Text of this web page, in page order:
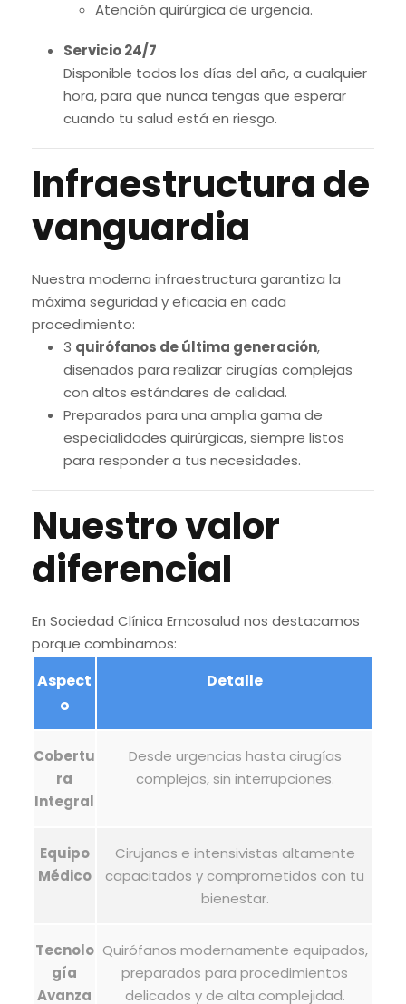
Atención quirúrgica de urgencia.
Servicio 24/7
Disponible todos los días del año, a cualquier
hora, para que nunca tengas que esperar
cuando tu salud está en riesgo.
Infraestructura de
vanguardia
Nuestra moderna infraestructura garantiza la
máxima seguridad y eficacia en cada
procedimiento:
3 quirófanos de última generación,
diseñados para realizar cirugías complejas
con altos estándares de calidad.
Preparados para una amplia gama de
especialidades quirúrgicas, siempre listos
para responder a tus necesidades.
Nuestro valor
diferencial
En Sociedad Clínica Emcosalud nos destacamos
porque combinamos:
Aspect
o
Detalle
Cobertu
ra
Integral
Desde urgencias hasta cirugías
complejas, sin interrupciones.
Equipo
Médico
Cirujanos e intensivistas altamente
capacitados y comprometidos con tu
bienestar.
Tecnolo
gía
Avanza
Quirófanos modernamente equipados,
preparados para procedimientos
delicados y de alta complejidad.